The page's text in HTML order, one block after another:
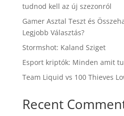
tudnod kell az új szezonról
Gamer Asztal Teszt és
Legjobb Választás?
Stormshot: Kaland Sziget
Esport kriptók: Minden amit
Team Liquid vs 100 Thieves
Recent